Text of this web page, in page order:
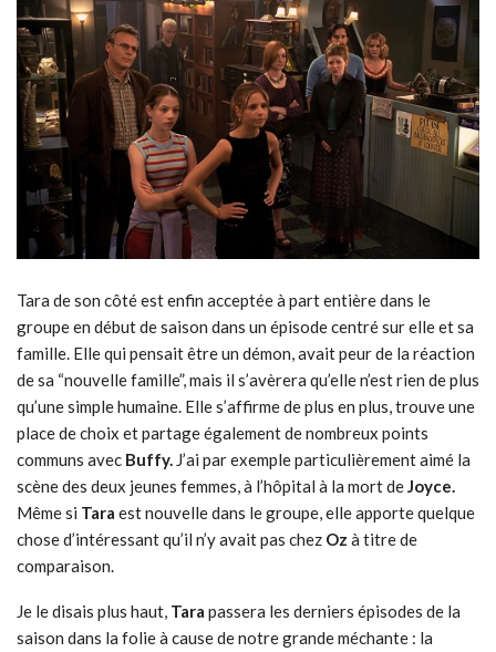
Tara de son côté est enfin acceptée à part entière dans le
groupe en début de saison dans un épisode centré sur elle et sa
famille. Elle qui pensait être un démon, avait peur de la réaction
de sa “nouvelle famille”, mais il s’avèrera qu’elle n’est rien de plus
qu’une simple humaine. Elle s’affirme de plus en plus, trouve une
place de choix et partage également de nombreux points
communs avec Buffy. J’ai par exemple particulièrement aimé la
scène des deux jeunes femmes, à l’hôpital à la mort deJoyce.
Même si Tara est nouvelle dans le groupe, elle apporte quelque
chose d’intéressant qu’il n’y avait pas chez Oz à titre de
comparaison.
Je le disais plus haut, Tara passera les derniers épisodes de la
saison dans la folie à cause de notre grande méchante : la